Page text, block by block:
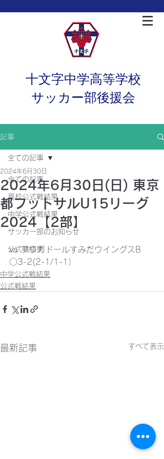
十文字中学高等学校
サッカー部後援会
記事
全ての記事
高校公式戦結果
中学公式戦結果
サッカー部のお知らせ
公式戦結果
全ての記事
2024年6月30日(日) 東京
都フットサルU15リーグ
2024【2部】
2024年6月30日
vs フウガドールすみだウイングスB
○3-2(2-1/1-1）
中学公式戦結果
公式戦結果
最新記事 すべて表示